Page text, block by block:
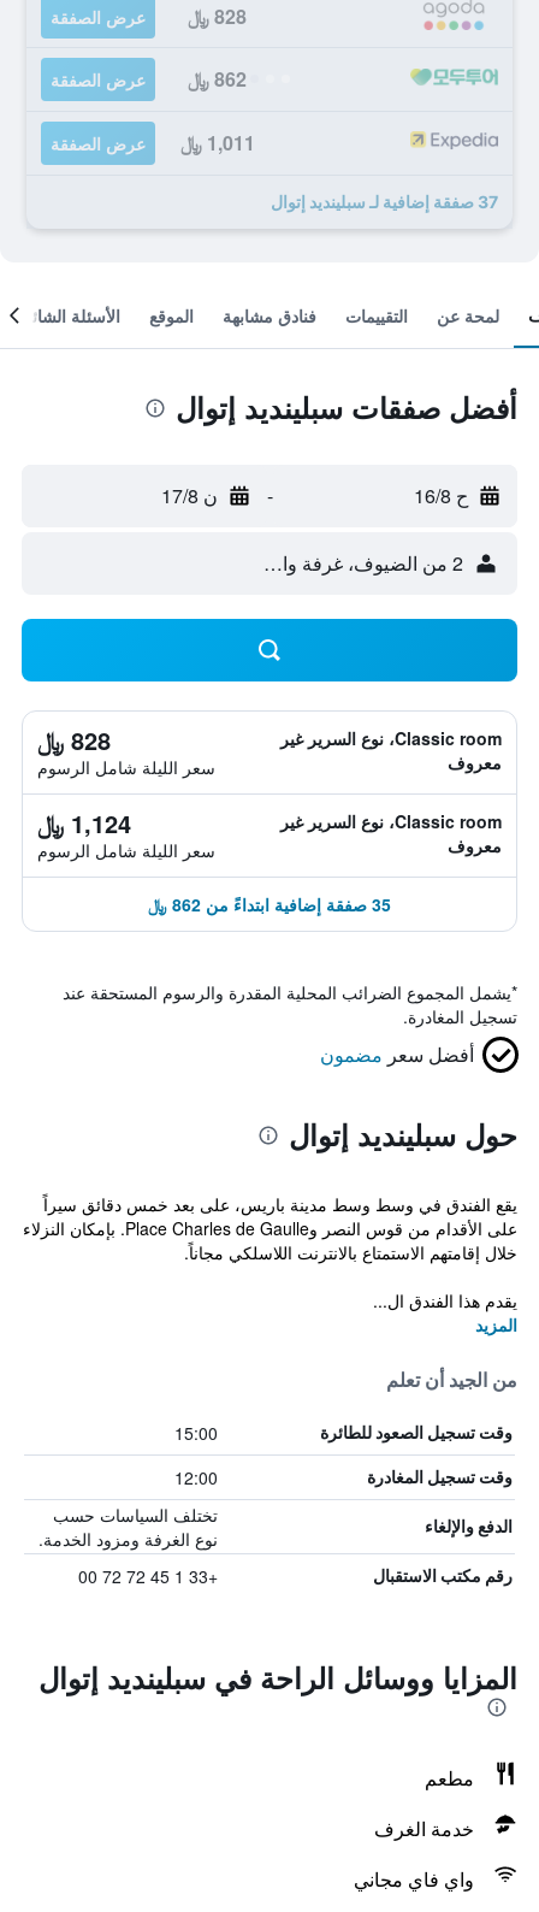
828 ﷼ عرض الصفقة
862 ﷼ عرض الصفقة
1,011 ﷼ عرض الصفقة
37 صفقة إضافية لـ سبلينديد إتوال
لمحة عن التقييمات فنادق مشابهة الموقع الأسئلة الشائعة
أفضل صفقات سبلينديد إتوال
ح 16/8 - ن 17/8
2 من الضيوف، غرفة واحدة
Classic room، نوع السرير غير
معروف
828 ﷼
سعر الليلة شامل الرسوم
Classic room، نوع السرير غير
معروف
1,124 ﷼
سعر الليلة شامل الرسوم
35 صفقة إضافية ابتداءً من 862 ﷼
*يشمل المجموع الضرائب المحلية المقدرة والرسوم المستحقة عند
تسجيل المغادرة.
أفضل سعر مضمون
حول سبلينديد إتوال
يقع الفندق في وسط وسط مدينة باريس، على بعد خمس دقائق سيراً
على الأقدام من قوس النصر وPlace Charles de Gaulle. بإمكان النزلاء
خلال إقامتهم الاستمتاع بالانترنت اللاسلكي مجاناً.
يقدم هذا الفندق ال...
المزيد
من الجيد أن تعلم
وقت تسجيل الصعود للطائرة 15:00
وقت تسجيل المغادرة 12:00
الدفع والإلغاء
تختلف السياسات حسب
نوع الغرفة ومزود الخدمة.
رقم مكتب الاستقبال +33 1 45 72 72 00
المزايا ووسائل الراحة في سبلينديد إتوال
مطعم
خدمة الغرف
واي فاي مجاني